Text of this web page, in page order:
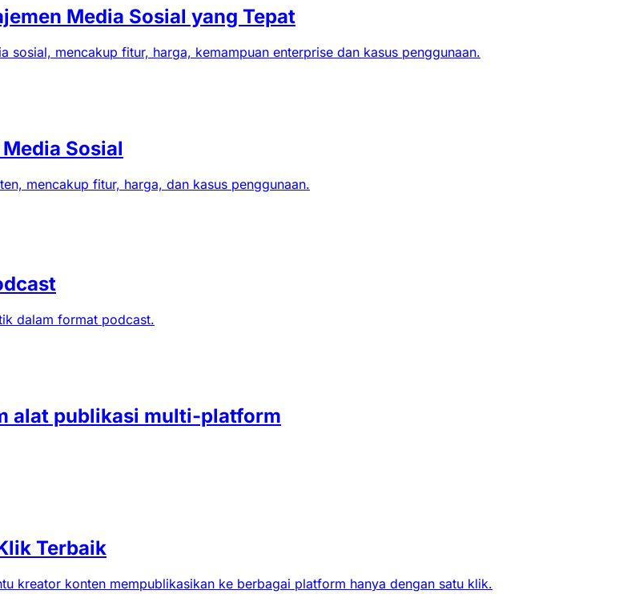
Media Sosial yang Tepat
sosial, mencakup fitur, harga, kemampuan enterprise dan kasus penggunaan.
Sosial
mencakup fitur, harga, dan kasus penggunaan.
dalam format podcast.
alat publikasi multi-platform
Terbaik
kreator konten mempublikasikan ke berbagai platform hanya dengan satu klik.